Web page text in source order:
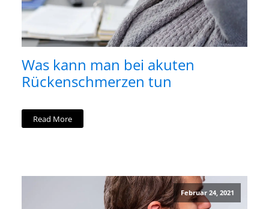
Was kann man bei akuten
Rückenschmerzen tun
Read More
Februar 24, 2021